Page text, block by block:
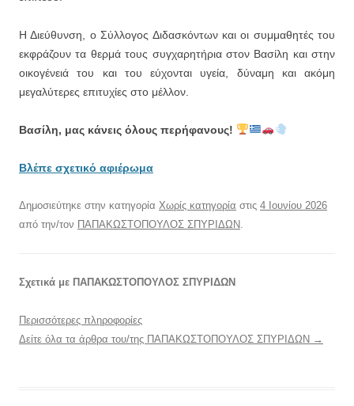
Η Διεύθυνση, ο Σύλλογος Διδασκόντων και οι συμμαθητές του
εκφράζουν τα θερμά τους συγχαρητήρια στον Βασίλη και στην
οικογένειά του και του εύχονται υγεία, δύναμη και ακόμη
μεγαλύτερες επιτυχίες στο μέλλον.
Βασίλη, μας κάνεις όλους περήφανους!
Βλέπε σχετικό αφιέρωμα
Δημοσιεύτηκε στην κατηγορία Χωρίς κατηγορία στις 4 Ιουνίου 2026
από την/τον ΠΑΠΑΚΩΣΤΟΠΟΥΛΟΣ ΣΠΥΡΙΔΩΝ.
Σχετικά με ΠΑΠΑΚΩΣΤΟΠΟΥΛΟΣ ΣΠΥΡΙΔΩΝ
Περισσότερες πληροφορίες
Δείτε όλα τα άρθρα του/της ΠΑΠΑΚΩΣΤΟΠΟΥΛΟΣ ΣΠΥΡΙΔΩΝ →